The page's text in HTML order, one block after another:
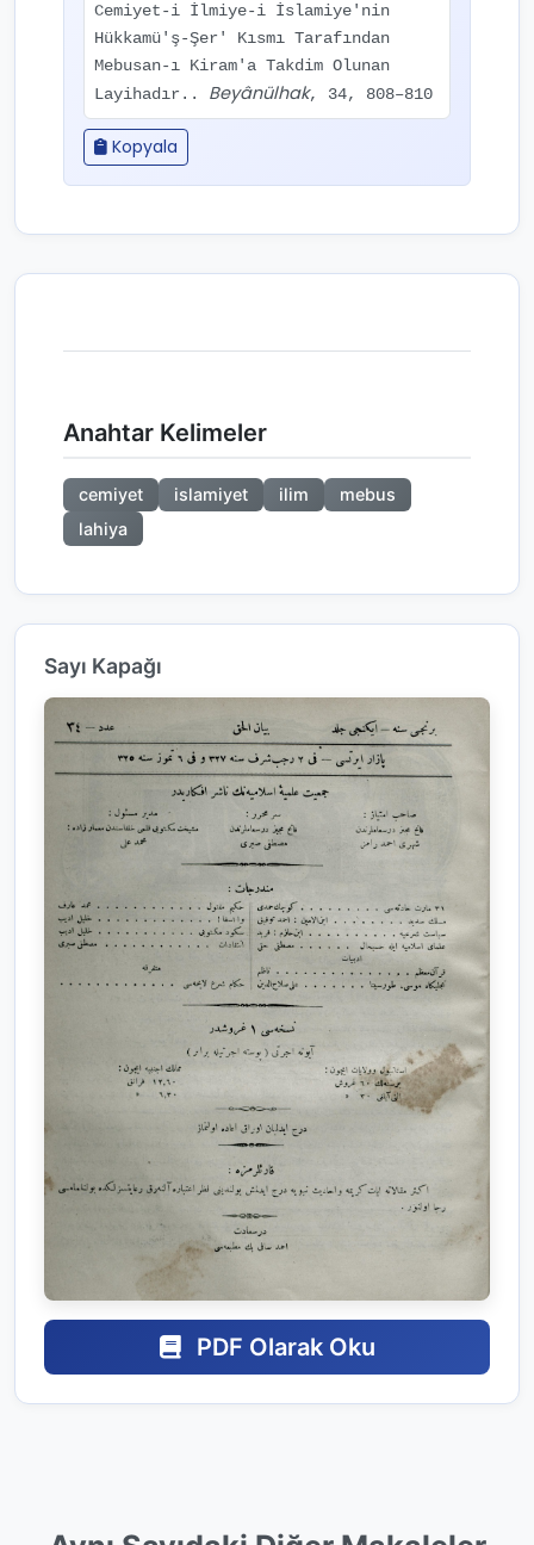
Cemiyet-i İlmiye-i İslamiye'nin
Hükkamü'ş-Şer' Kısmı Tarafından
Mebusan-ı Kiram'a Takdim Olunan
Layihadır.. Beyânülhak, 34, 808–810
Kopyala
Anahtar Kelimeler
cemiyet islamiyet ilim
mebus
lahiya
Sayı Kapağı
PDF Olarak Oku